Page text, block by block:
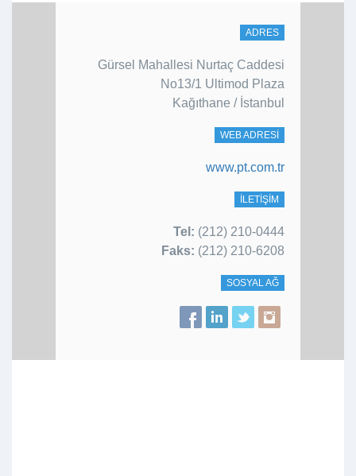
ADRES
Gürsel Mahallesi Nurtaç Caddesi
No13/1 Ultimod Plaza
Kağıthane / İstanbul
WEB ADRESI
www.pt.com.tr
İLETIŞIM
Tel: (212) 210-0444
Faks: (212) 210-6208
SOSYAL AĞ